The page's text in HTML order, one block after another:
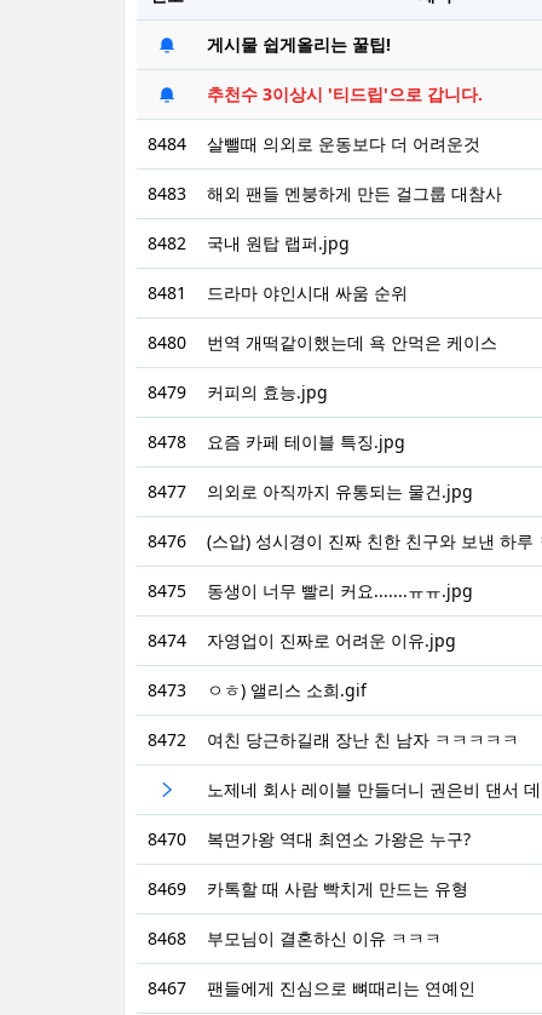
게시물 쉽게올리는 꿀팁!
추천수 3이상시 '티드립'으로 갑니다.
8484 살뺄때 의외로 운동보다 더 어려운것
8483 해외 팬들 멘붕하게 만든 걸그룹 대참사
8482 국내 원탑 랩퍼.jpg
8481 드라마 야인시대 싸움 순위
8480 번역 개떡같이했는데 욕 안먹은 케이스
8479 커피의 효능.jpg
8478 요즘 카페 테이블 특징.jpg
8477 의외로 아직까지 유통되는 물건.jpg
8476 (스압) 성시경이 진짜 친한 친구와 보낸 하루
8475 동생이 너무 빨리 커요.......ㅠㅠ.jpg
8474 자영업이 진짜로 어려운 이유.jpg
8473 ㅇㅎ) 앨리스 소희.gif
8472 여친 당근하길래 장난 친 남자 ㅋㅋㅋㅋㅋ
노제네 회사 레이블 만들더니 권은비 댄서
8470 복면가왕 역대 최연소 가왕은 누구?
8469 카톡할 때 사람 빡치게 만드는 유형
8468 부모님이 결혼하신 이유 ㅋㅋㅋ
8467 팬들에게 진심으로 뼈때리는 연예인